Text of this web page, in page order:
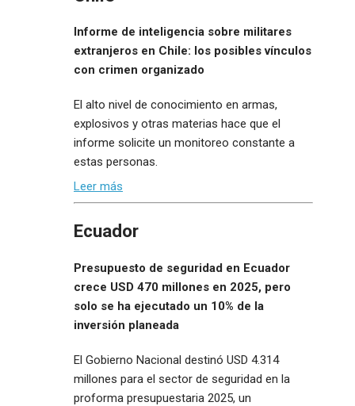
Informe de inteligencia sobre militares
extranjeros en Chile: los posibles vínculos
con crimen organizado
El alto nivel de conocimiento en armas,
explosivos y otras materias hace que el
informe solicite un monitoreo constante a
estas personas.
Leer más
Ecuador
Presupuesto de seguridad en Ecuador
crece USD 470 millones en 2025, pero
solo se ha ejecutado un 10% de la
inversión planeada
El Gobierno Nacional destinó USD 4.314
millones para el sector de seguridad en la
proforma presupuestaria 2025, un